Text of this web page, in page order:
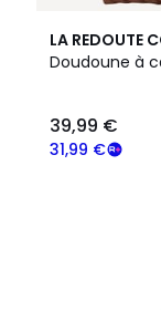
LA REDOUTE
Doudoune à
€
souscrivez
31,99 €
39,99 €